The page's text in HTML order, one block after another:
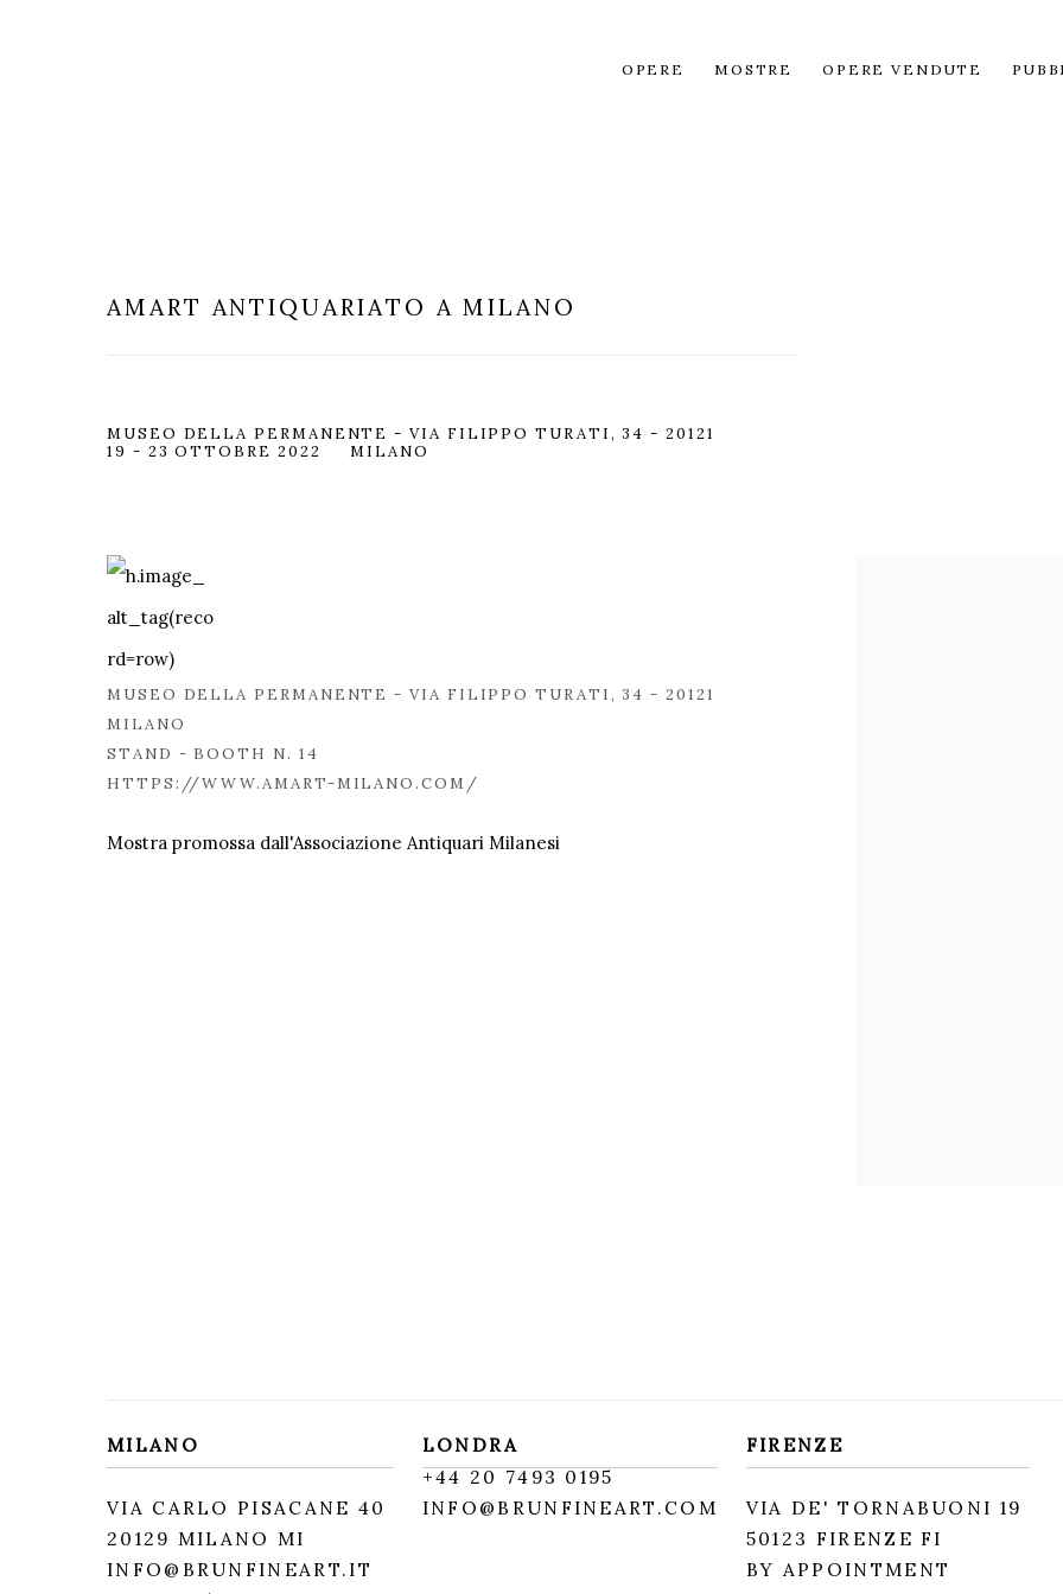
OPERE MOSTRE OPERE VENDUTE
AMART ANTIQUARIATO A MILANO
MUSEO DELLA PERMANENTE - VIA FILIPPO TURATI, 34 - 20121
MILANO
19 - 23 OTTOBRE 2022
MUSEO DELLA PERMANENTE - VIA FILIPPO TURATI, 34 - 20121
MILANO
STAND - BOOTH N. 14
HTTPS://WWW.AMART-MILANO.COM/
Mostra promossa dall'Associazione Antiquari Milanesi
MILANO
VIA CARLO PISACANE 40
20129 MILANO MI
INFO@BRUNFINEART.IT
LONDRA
+44 20 7493 0195
INFO@BRUNFINEART.COM
FIRENZE
VIA DE' TORNABUONI 19
50123 FIRENZE FI
BY APPOINTMENT